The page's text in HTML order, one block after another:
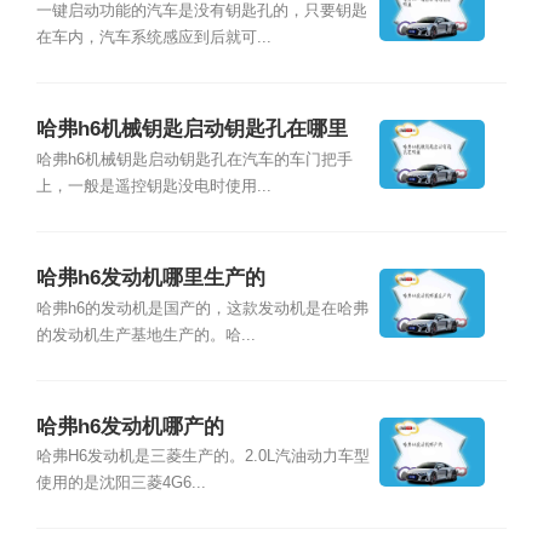
一键启动功能的汽车是没有钥匙孔的，只要钥匙
在车内，汽车系统感应到后就可...
哈弗h6机械钥匙启动钥匙孔在哪里
哈弗h6机械钥匙启动钥匙孔在汽车的车门把手
上，一般是遥控钥匙没电时使用...
哈弗h6发动机哪里生产的
哈弗h6的发动机是国产的，这款发动机是在哈弗
的发动机生产基地生产的。哈...
哈弗h6发动机哪产的
哈弗H6发动机是三菱生产的。2.0L汽油动力车型
使用的是沈阳三菱4G6...